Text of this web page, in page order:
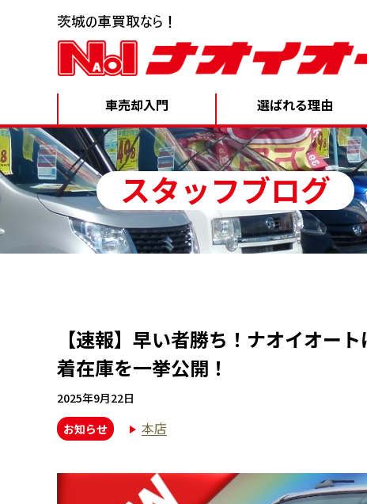
車売却入門 選ばれる理由
スタッフブログ
【速報】早い者勝ち！ナオイオー
着在庫を一挙公開！
2025年9月22日
お知らせ
本店